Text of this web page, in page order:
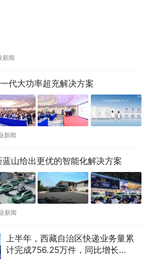
新闻
代大功率超充解决方案
新闻
山给出更优的智能化解决方案
新闻
上半年，西藏自治区快递业务量累
计完成756.25万件，同比增长